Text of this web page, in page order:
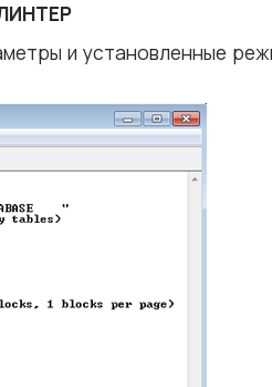
и установленные